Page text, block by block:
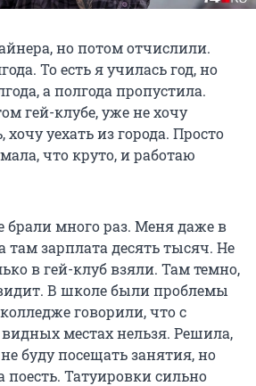
но потом отчислили.
То есть я училась год, но
а полгода пропустила.
гей-клубе, уже не хочу
уехать из города. Просто
что круто, и работаю
брали много раз. Меня даже в
там зарплата десять тысяч. Не
в гей-клуб взяли. Там темно,
В школе были проблемы
говорили, что с
местах нельзя. Решила,
буду посещать занятия, но
поесть. Татуировки сильно